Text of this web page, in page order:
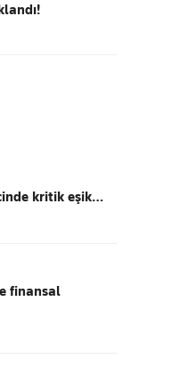
kritik eşik…
finansal